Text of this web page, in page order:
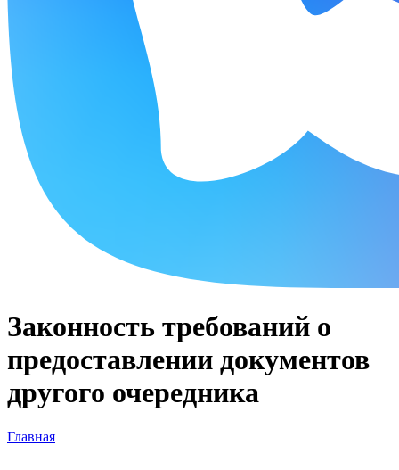
Законность требований о
предоставлении документов
другого очередника
Главная